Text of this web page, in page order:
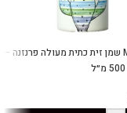
MURAGLIA שמן זית כתית מעולה פרנזנה –